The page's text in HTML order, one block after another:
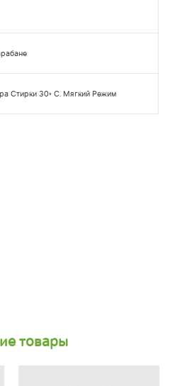
Стирки 30◦ С. Мягкий Режим
товары